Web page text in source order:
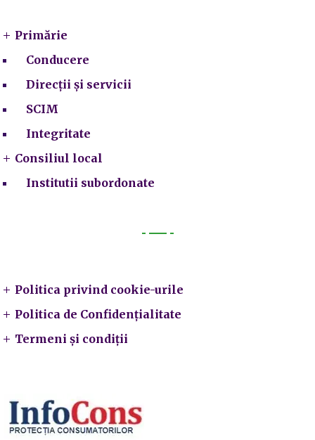
Primărie
Conducere
Direcții și servicii
SCIM
Integritate
Consiliul local
Institutii subordonate
Politica privind cookie-urile
Politica de Confidențialitate
Termeni și condiții